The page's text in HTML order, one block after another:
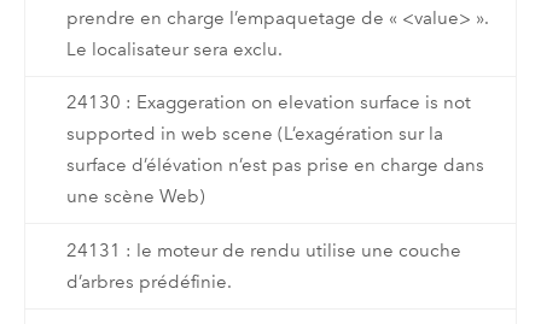
prendre en charge l’empaquetage de « <value> ».
Le localisateur sera exclu.
24130 : Exaggeration on elevation surface is not
supported in web scene (L’exagération sur la
surface d’élévation n’est pas prise en charge dans
une scène Web)
24131 : le moteur de rendu utilise une couche
d’arbres prédéfinie.